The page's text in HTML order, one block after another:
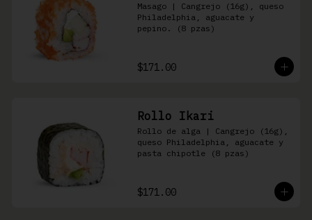
Masago | Cangrejo (16g), queso
Philadelphia, aguacate y
pepino. (8 pzas)
$171.00
Rollo Ikari
Rollo de alga | Cangrejo (16g),
queso Philadelphia, aguacate y
pasta chipotle (8 pzas)
$171.00